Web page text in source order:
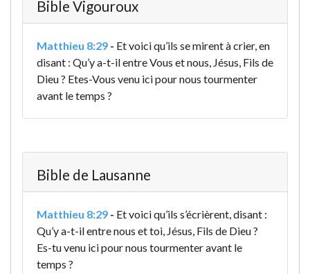
Bible Vigouroux
Matthieu 8:29 - Et voici qu’ils se mirent à crier, en
disant : Qu’y a-t-il entre Vous et nous, Jésus, Fils de
Dieu ? Etes-Vous venu ici pour nous tourmenter
avant le temps ?
Bible de Lausanne
Matthieu 8:29 - Et voici qu’ils s’écrièrent, disant :
Qu’y a-t-il entre nous et toi, Jésus, Fils de Dieu ?
Es-tu venu ici pour nous tourmenter avant le
temps ?